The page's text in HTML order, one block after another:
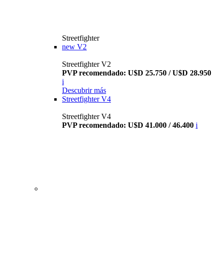
Streetfighter
new V2
Streetfighter V2
PVP recomendado: U$D 25.750 / U$D 28.950
i
Descubrir más
Streetfighter V4
Streetfighter V4
PVP recomendado: U$D 41.000 / 46.400 i